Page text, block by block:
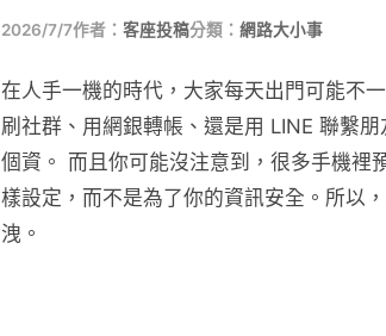
2026/7/7作者： 客座投稿分類： 網路大小事
在人手一機的時代，大家每天出門可能不
刷社群、用網銀轉帳、還是用 LINE 聯繫
個資。 而且你可能沒注意到，很多手機裡
樣設定，而不是為了你的資訊安全。所以
洩。